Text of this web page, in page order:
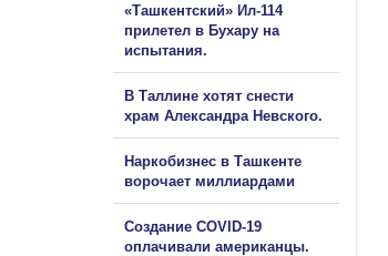
«Ташкентский» Ил-114
прилетел в Бухару на
испытания.
В Таллине хотят снести
храм Александра Невского.
Наркобизнес в Ташкенте
ворочает миллиардами
Создание COVID-19
оплачивали американцы.